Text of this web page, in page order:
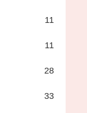
11
11
28
33